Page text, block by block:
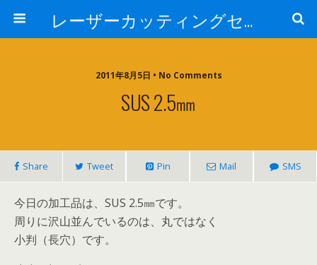
レーザーカッティングセンター 株式会社 中本鉄工所
2011年8月5日 • No Comments
SUS 2.5㎜
Share Tweet Pin Mail SMS
今日の加工品は、SUS 2.5㎜です。
周りに沢山並んでいるのは、丸ではなく
小判（長穴）です。